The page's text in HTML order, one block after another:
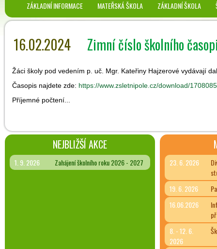
ZÁKLADNÍ INFORMACE MATEŘSKÁ ŠKOLA ZÁKLADNÍ ŠKOLA
16.02.2024 Zimní číslo školního
Žáci školy pod vedením p. uč. Mgr. Kateřiny Hajzerové vydávají
Časopis najdete zde: https://www.zsletnipole.cz/download/
Příjemné počtení...
NEJBLIŽŠÍ AKCE
1. 9. 2026 Zahájení školního roku 2026 - 2027 23. 6. 2026
19. 6. 2026
16.06.2026
8. - 12. 6.
2026